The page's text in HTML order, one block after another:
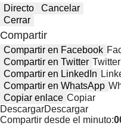
Directo
Cancelar
Cerrar
Compartir
Compartir en Facebook
Compartir en Twitter Twitter
Compartir en LinkedIn
Compartir en WhatsApp
Copiar enlace Copiar
DescargarDescargar
Compartir desde el minuto: